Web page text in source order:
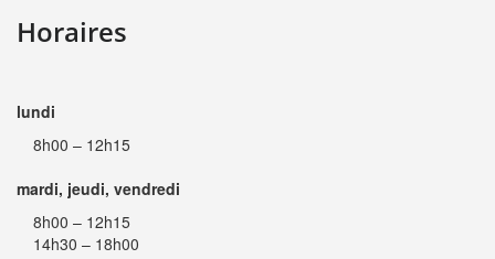
Horaires
lundi
8h00 – 12h15
mardi, jeudi, vendredi
8h00 – 12h15
14h30 – 18h00